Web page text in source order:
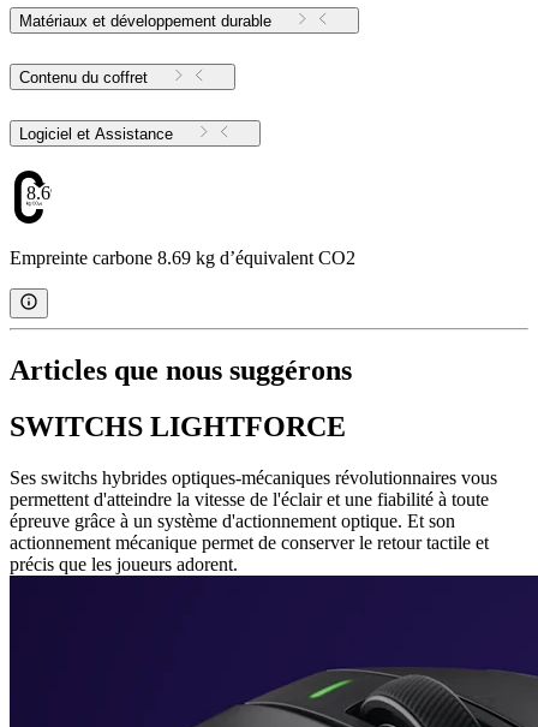
Matériaux et développement durable
Contenu du coffret
Logiciel et Assistance
8.69
Empreinte carbone 8.69 kg d’équivalent CO2
Articles que nous suggérons
SWITCHS LIGHTFORCE
Ses switchs hybrides optiques-mécaniques révolutionnaires vous
permettent d'atteindre la vitesse de l'éclair et une fiabilité à toute
épreuve grâce à un système d'actionnement optique. Et son
actionnement mécanique permet de conserver le retour tactile et
précis que les joueurs adorent.